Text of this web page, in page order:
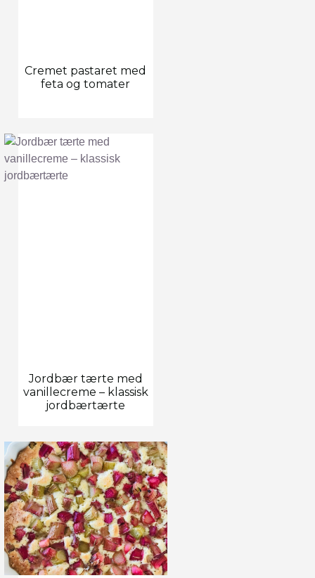
Cremet pastaret med
feta og tomater
Jordbær tærte med
vanillecreme – klassisk
jordbærtærte